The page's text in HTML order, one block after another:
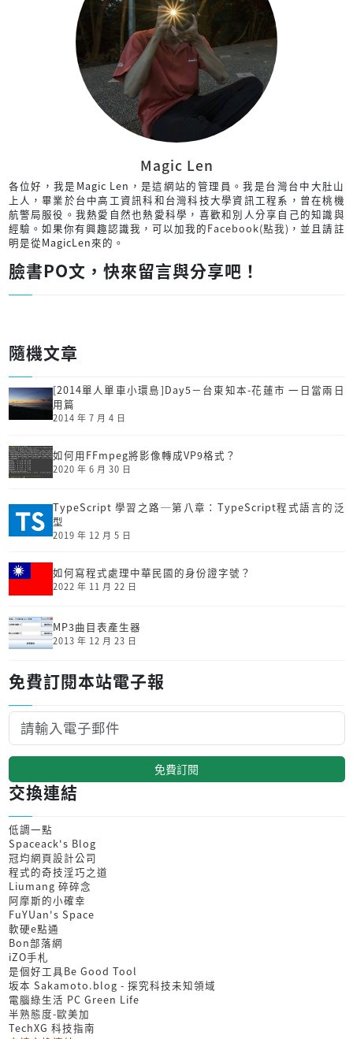
Magic Len
各位好，我是Magic Len，是這網站的管理員。我是台灣台中大肚山
上人，畢業於台中高工資訊科和台灣科技大學資訊工程系，曾在桃機
航警局服役。我熱愛自然也熱愛科學，喜歡和別人分享自己的知識與
經驗。如果你有興趣認識我，可以加我的Facebook(點我) ，並且請註
明是從MagicLen來的。
臉書PO文，快來留言與分享吧！
隨機文章
[2014單人單車小環島]Day5－台東知本-花蓮市 一日當兩日
用篇
2014 年 7 月 4 日
如何用FFmpeg將影像轉成VP9格式？
2020 年 6 月 30 日
TypeScript 學習之路─第八章：TypeScript程式語言的泛
型
2019 年 12 月 5 日
如何寫程式處理中華民國的身份證字號？
2022 年 11 月 22 日
MP3曲目表產生器
2013 年 12 月 23 日
免費訂閱本站電子報
免費訂閱
交換連結
低調一點
Spaceack's Blog
冠均網頁設計公司
程式的奇技淫巧之道
Liumang 碎碎念
阿摩斯的小確幸
FuYUan's Space
軟硬e點通
Bon部落網
iZO手札
是個好工具Be Good Tool
坂本 Sakamoto.blog - 探究科技未知領域
電腦綠生活 PC Green Life
半熟態度-歐美加
TechXG 科技指南